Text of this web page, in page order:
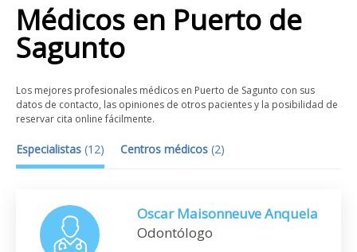
Médicos en Puerto de
Sagunto
Los mejores profesionales médicos en Puerto de Sagunto con sus
datos de contacto, las opiniones de otros pacientes y la posibilidad de
reservar cita online fácilmente.
Especialistas (12) Centros médicos (2)
Oscar Maisonneuve Anquela
Odontólogo